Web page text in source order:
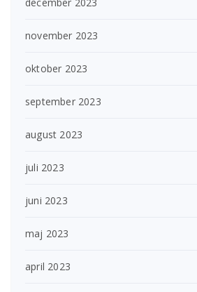
november 2023
oktober 2023
september 2023
august 2023
juli 2023
juni 2023
maj 2023
april 2023